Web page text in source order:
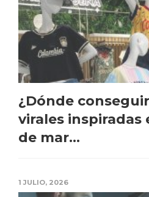
¿Dónde
virales inspiradas
de mar...
1 JULIO, 2026